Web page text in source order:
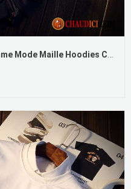
Sweat À Capuche En Laine Homme Mode Maille Hoodies Cardigan Manteau Encapuchonné Printemps